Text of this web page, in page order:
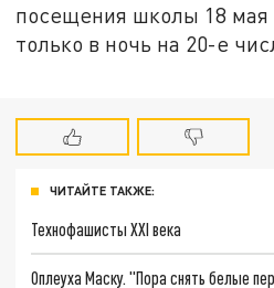
посещения школы 18
только в ночь на 20-е
ЧИТАЙТЕ ТАКЖЕ:
Технофашисты XXI века
Оплеуха Маску. "Пора снять белые